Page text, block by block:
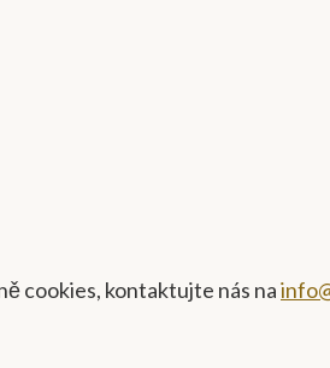
cookies, kontaktujte nás na